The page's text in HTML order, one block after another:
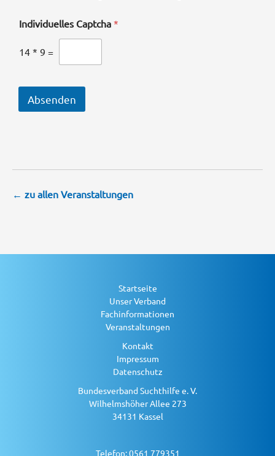
Individuelles Captcha *
14 * 9 =
Absenden
← zu allen Veranstaltungen
Startseite
Unser Verband
Fachinformationen
Veranstaltungen
Kontakt
Impressum
Datenschutz
Bundesverband Suchthilfe e. V.
Wilhelmshöher Allee 273
34131 Kassel
Telefon: 0561 779351